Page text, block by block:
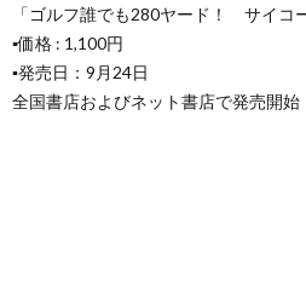
「ゴルフ誰でも280ヤード！ サイコ
▪️価格 : 1,100円
▪️発売日：9月24日
全国書店およびネット書店で発売開始